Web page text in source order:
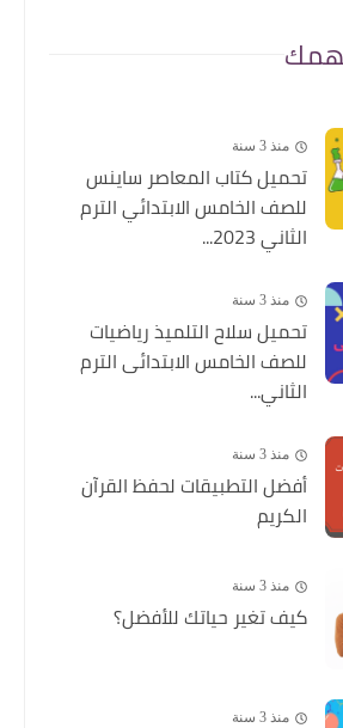
منذ 3 سنة
تحميل كتاب المعاصر ساينس
للصف الخامس الابتدائي الترم
الثاني 2023...
منذ 3 سنة
تحميل سلاح التلميذ رياضيات
للصف الخامس الابتدائى الترم
الثاني...
منذ 3 سنة
أفضل التطبيقات لحفظ القرآن
الكريم
منذ 3 سنة
كيف تغير حياتك للأفضل؟
منذ 3 سنة